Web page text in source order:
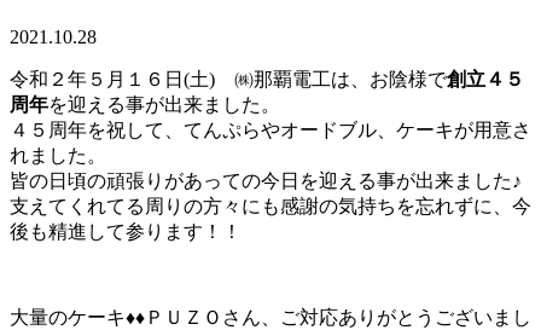
2021.10.28
令和２年５月１６日(土) ㈱那覇電工は、お陰様で創立４５
周年を迎える事が出来ました。
４５周年を祝して、てんぷらやオードブル、ケーキが用意さ
れました。
皆の日頃の頑張りがあっての今日を迎える事が出来ました♪
支えてくれてる周りの方々にも感謝の気持ちを忘れずに、今
後も精進して参ります！！
大量のケーキ♦♦ ＰＵＺＯさん、ご対応ありがとうございまし